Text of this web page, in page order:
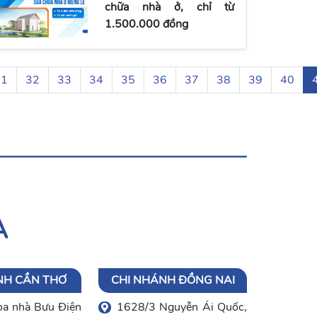
chữa nhà ở, chỉ từ
1.500.000 đồng
32 33 34 35 36 37 38 39 40
CẦN THƠ
nhà Bưu Điện
CHI NHÁNH ĐỒNG NAI
1628/3 Nguyễn Ái Quốc,